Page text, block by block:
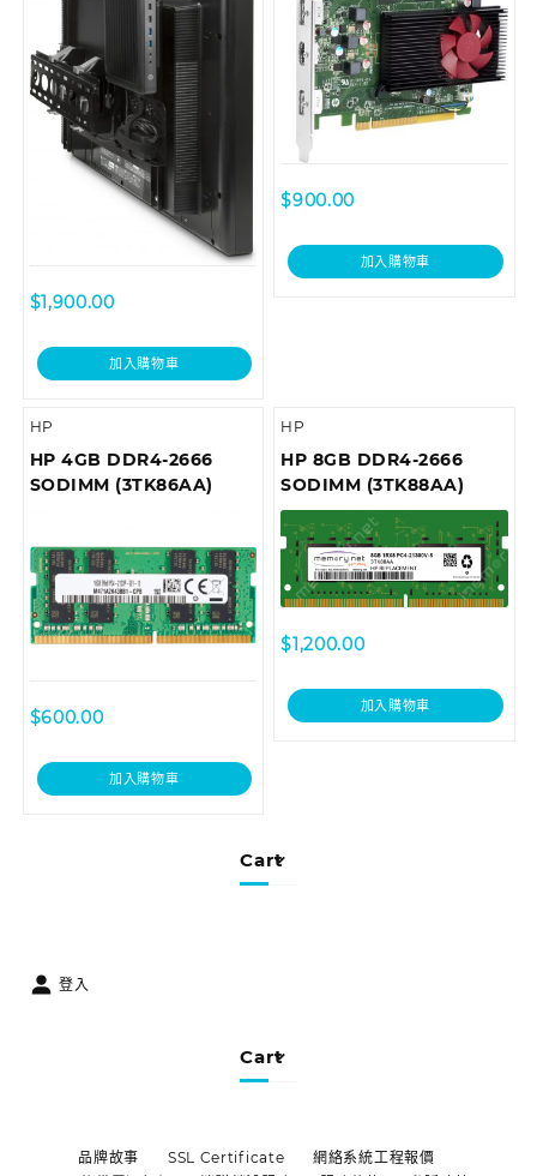
Cart
$1,900.00
加入購物車
$900.00
加入購物車
HP
HP 4GB DDR4-2666
SODIMM (3TK86AA)
$600.00
加入購物車
HP
HP 8GB DDR4-2666
SODIMM (3TK88AA)
$1,200.00
加入購物車
登入
Cart
品牌故事 SSL Certificate
網絡系統工程報價